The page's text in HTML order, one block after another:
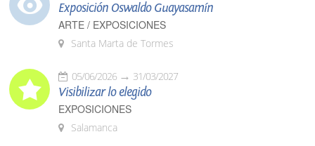
Exposición Oswaldo Guayasamín
ARTE / EXPOSICIONES
Santa Marta de Tormes
05/06/2026 31/03/2027
Visibilizar lo elegido
EXPOSICIONES
Salamanca